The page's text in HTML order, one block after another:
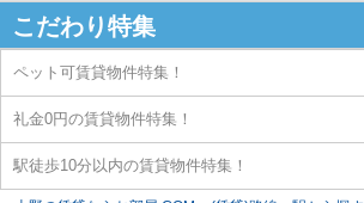
こだわり特集
ペット可賃貸物件特集！
礼金0円の賃貸物件特集！
駅徒歩10分以内の賃貸物件特集！